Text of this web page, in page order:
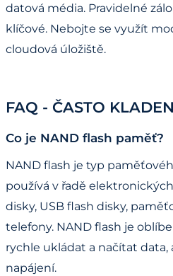
datová média. Pravidelné
klíčové. Nebojte se využít
cloudová úložiště.
FAQ - ČASTO
Co je NAND flash paměť?
NAND flash je typ
používá v řadě
disky, USB flash disky,
telefony. NAND flash je
rychle ukládat a načítat data,
napájení.